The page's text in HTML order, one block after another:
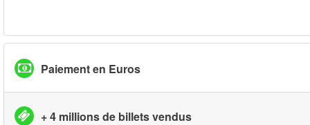
Paiement en Euros
+ 4 millions de billets vendus